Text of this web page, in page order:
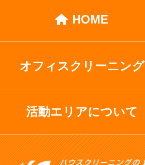
HOME
オフィスクリーニング
活動エリアについて